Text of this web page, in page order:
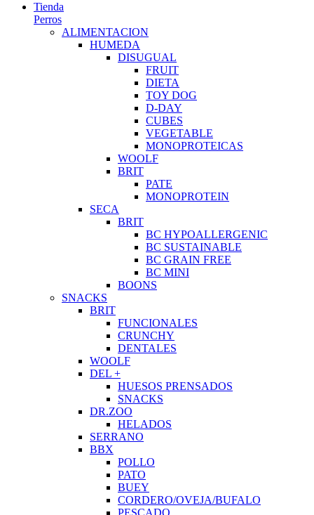
Tienda
Perros
ALIMENTACION
HUMEDA
DISUGUAL
FRUIT
DIETA
TOY DOG
D-DAY
CUBES
VEGETABLE
MONOPROTEICAS
WOOLF
BRIT
PATE
MONOPROTEIN
SECA
BRIT
BC HYPOALLERGENIC
BC SUSTAINABLE
BC GRAIN FREE
BC MINI
BOONS
SNACKS
BRIT
FUNCIONALES
CRUNCHY
DENTALES
WOOLF
DEL +
HUESOS PRENSADOS
SNACKS
DR.ZOO
HELADOS
SERRANO
BBX
POLLO
PATO
BUEY
CORDERO/OVEJA/BUFALO
PESCADO